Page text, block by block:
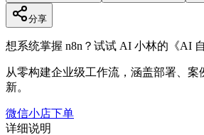
分享
想系统掌握 n8n？试试 AI 小林的《AI
从零构建企业级工作流，涵盖部署、案
新。
微信小店下单
详细说明